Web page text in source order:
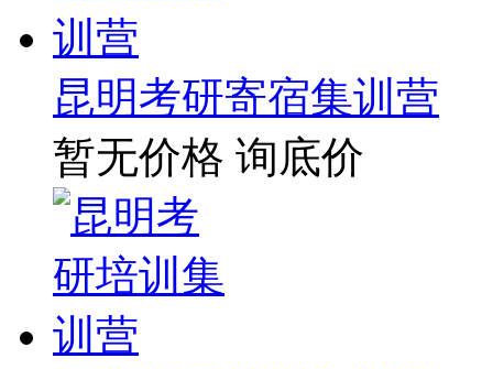
昆明考研寄宿集训营
暂无价格 询底价